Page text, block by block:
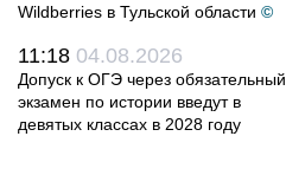
Wildberries в Тульской области ©
11:18 04.08.2026
Допуск к ОГЭ через обязательный
экзамен по истории введут в
девятых классах в 2028 году